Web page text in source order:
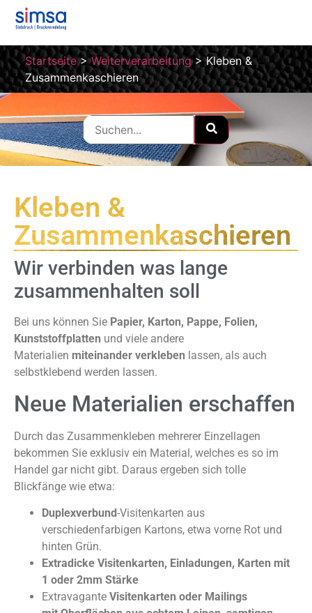
Startseite>Weiterverarbeitung>Kleben &
Zusammenkaschieren
Kleben &
Zusammenkaschieren
Wir verbinden was lange
zusammenhalten soll
Bei uns können Sie Papier, Karton, Pappe, Folien,
Kunststoffplatten und viele andere
Materialien miteinander verkleben lassen, als auch
selbstklebend werden lassen.
Neue Materialien erschaffen
Durch das Zusammenkleben mehrerer Einzellagen
bekommen Sie exklusiv ein Material, welches es so im
Handel gar nicht gibt. Daraus ergeben sich tolle
Blickfänge wie etwa:
Duplexverbund-Visitenkarten aus
verschiedenfarbigen Kartons, etwa vorne Rot und
hinten Grün.
Extradicke Visitenkarten, Einladungen, Karten mit
1 oder 2mm Stärke
Extravagante Visitenkarten oder Mailings